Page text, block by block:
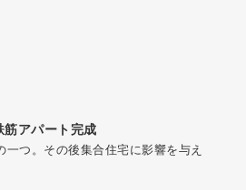
筋アパート完成
一つ。その後集合住宅に影響を与え